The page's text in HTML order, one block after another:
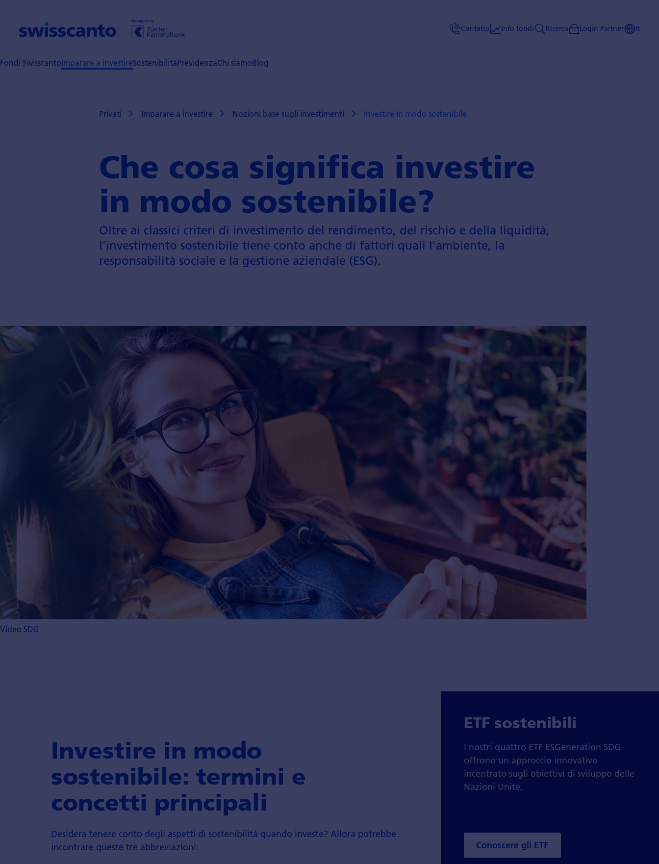
Contatto Info fondi Ricerca Login Partner It
Fondi SwisscantoImparare a investireSostenibilitàPrevidenzaChi siamoBlog
Privati Imparare a investire Nozioni base sugli investimenti Investire in modo sostenibile
Che cosa significa investire
in modo sostenibile?
Oltre ai classici criteri di investi­mento del rendi­mento, del rischio e della liquidità,
l'investi­mento sostenibile tiene conto anche di fattori quali l'ambiente, la
responsabilità sociale e la gestione aziendale (ESG).
Video SDG
Investire in modo
sostenibile: termini e
concetti principali
Desidera tenere conto degli aspetti di sostenibilità quando investe? Allora potrebbe
incontrare queste tre abbreviazioni:
ETF sostenibili
I nostri quattro ETF ESGeneration SDG
offrono un approccio innovativo
incentrato sugli obiettivi di sviluppo delle
Nazioni Unite.
Conoscere gli ETF